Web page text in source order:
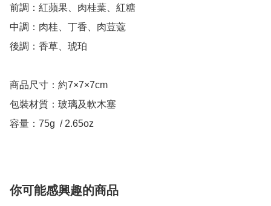
前調：紅蘋果、肉桂​​葉、紅糖
中調：肉桂、丁香、肉荳蔻
後調：香草、琥珀
商品尺寸：約7×7×7cm
包裝材質：玻璃及軟木塞
容量：75g  / 2.65oz
你可能感興趣的商品